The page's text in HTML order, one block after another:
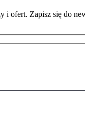
i ofert. Zapisz się do